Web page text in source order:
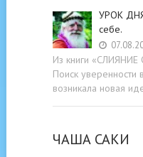
УРОК ДНЯ
себе.
Из книги
Поиск уверенности
возникала новая
ЧАША САКИ